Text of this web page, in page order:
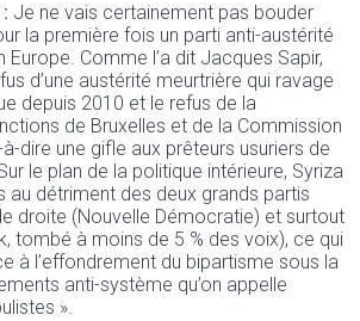
Je ne vais certainement pas bouder
la première fois un parti anti-austérité
Europe. Comme l’a dit Jacques Sapir,
d’une austérité meurtrière qui ravage
depuis 2010 et le refus de la
de Bruxelles et de la Commission
à-dire une gifle aux prêteurs usuriers de
le plan de la politique intérieure, Syriza
au détriment des deux grands partis
droite (Nouvelle Démocratie) et surtout
tombé à moins de 5 % des voix), ce qui
à l’effondrement du bipartisme sous la
anti-système qu’on appelle
».